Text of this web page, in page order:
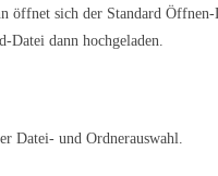
öffnet sich der Standard
dann hochgeladen.
Datei- und Ordnerauswahl.